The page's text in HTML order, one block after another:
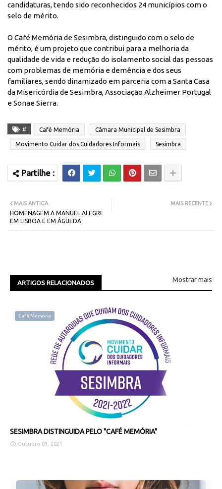
candidaturas, tendo sido reconhecidos 24 municípios com o
selo de mérito.
O Café Memória de Sesimbra, distinguido com o selo de
mérito, é um projeto que contribui para a melhoria da
qualidade de vida e redução do isolamento social das pessoas
com problemas de memória e demência e dos seus
familiares, sendo dinamizado em parceria com a Santa Casa
da Misericórdia de Sesimbra, Associação Alzheimer Portugal
e Sonae Sierra.
# Café Memória Câmara Municipal de Sesimbra
Movimento Cuidar dos Cuidadores Informais Sesimbra
MAIS RECENTE
MAIS ANTIGA
HOMENAGEM A MANUEL ALEGRE
EM LISBOA E EM ÁGUEDA
ARTIGOS RELACIONADOS Mostrar mais
Café Memória
SESIMBRA DISTINGUIDA PELO "CAFÉ MEMÓRIA"
Outubro 01, 2021